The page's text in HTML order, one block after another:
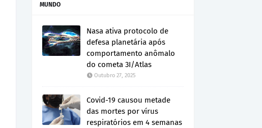
MUNDO
Nasa ativa protocolo de
defesa planetária após
comportamento anômalo
do cometa 3I/Atlas
Outubro 27, 2025
Covid-19 causou metade
das mortes por vírus
respiratórios em 4 semanas